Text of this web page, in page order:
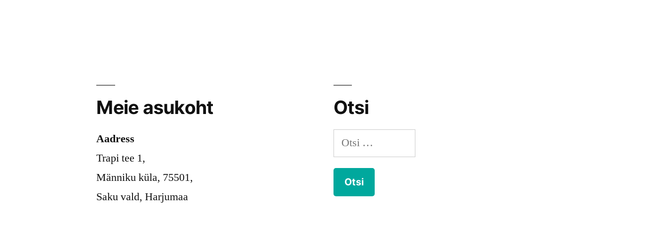
Meie asukoht
Aadress
Trapi tee 1,
Männiku küla, 75501,
Saku vald, Harjumaa
Otsi
Otsi: